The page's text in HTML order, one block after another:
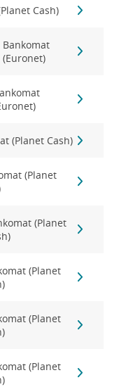
Cash)
Bankomat
(Euronet)
(Planet Cash)
(Planet
(Planet
(Planet
(Planet
(Planet